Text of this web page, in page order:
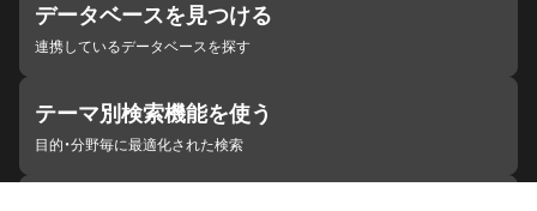
データベースを見つける
連携しているデータベースを探す
テーマ別検索機能を使う
目的・分野毎に最適化された検索